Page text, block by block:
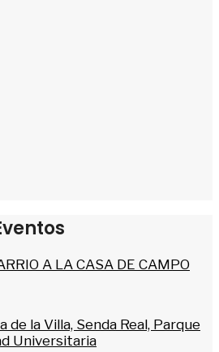
A LA CASA DE CAMPO
de la Villa, Senda Real, Parque
Universitaria